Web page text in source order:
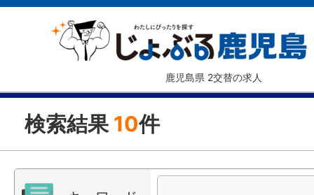
鹿児島県 2交替の求人
検索結果 10件